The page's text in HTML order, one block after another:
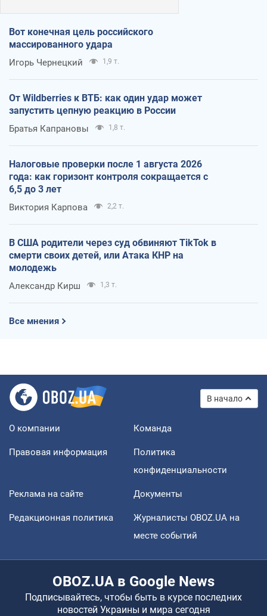
Вот конечная цель российского
массированного удара
Игорь Чернецкий 1,9 т.
От Wildberries к ВТБ: как один удар может
запустить цепную реакцию в России
Братья Капрановы 1,8 т.
Налоговые проверки после 1 августа 2026
года: как горизонт контроля сокращается с
6,5 до 3 лет
Виктория Карпова 2,2 т.
В США родители через суд обвиняют TikTok в
смерти своих детей, или Атака КНР на
молодежь
Александр Кирш 1,3 т.
Все мнения
В начало
О компании Команда
Правовая информация
Политика
конфиденциальности
Реклама на сайте Документы
Редакционная политика
Журналисты OBOZ.UA на
месте событий
OBOZ.UA в Google News
Подписывайтесь, чтобы быть в курсе последних
новостей Украины и мира сегодня